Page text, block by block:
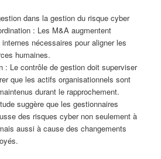
dans la gestion du risque cyber
: Les M&A augmentent
nécessaires pour aligner les
humaines.
: Le contrôle de gestion doit superviser
que les actifs organisationnels sont
durant le rapprochement.
suggère que les gestionnaires
des risques cyber non seulement à
aussi à cause des changements